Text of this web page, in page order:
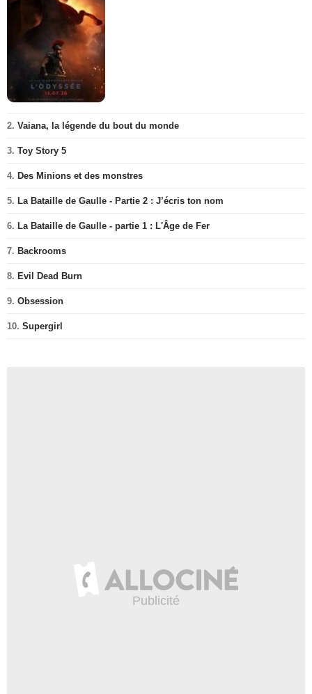
2. Vaiana, la légende du bout du monde
3. Toy Story 5
4. Des Minions et des monstres
5. La Bataille de Gaulle - Partie 2 : J’écris ton nom
6. La Bataille de Gaulle - partie 1 : L'Âge de Fer
7. Backrooms
8. Evil Dead Burn
9. Obsession
10. Supergirl